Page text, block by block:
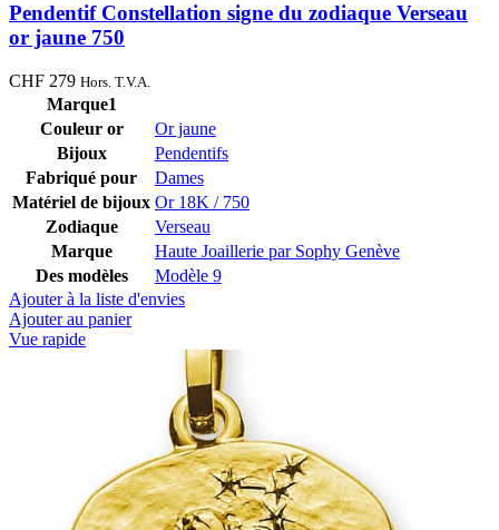
Pendentif Constellation signe du zodiaque Verseau
or jaune 750
CHF 279 Hors. T.V.A.
Marque1
Couleur or
Or jaune
Bijoux
Pendentifs
Fabriqué pour
Dames
Matériel de bijoux Or 18K / 750
Zodiaque
Verseau
Marque
Haute Joaillerie par Sophy Genève
Des modèles
Modèle 9
Ajouter à la liste d'envies
Ajouter au panier
Vue rapide